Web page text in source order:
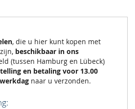
, die u hier kunt kopen met
zijn, beschikbaar in ons
(tussen Hamburg en Lübeck)
en betaling voor 13.00
naar u verzonden.